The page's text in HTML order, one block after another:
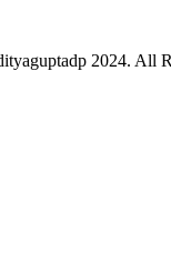
2024. All